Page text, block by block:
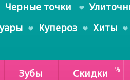
Черные точки
Купероз Хиты
Зубы Скидки